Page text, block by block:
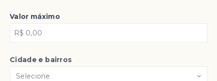
Valor máximo
Cidade e bairros
Selecione